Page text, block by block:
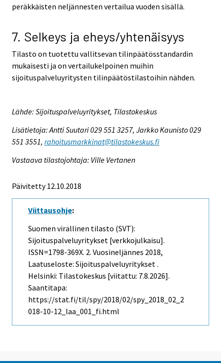
peräkkäisten neljännesten vertailua vuoden sisällä.
7. Selkeys ja eheys/yhtenäisyys
Tilasto on tuotettu vallitsevan tilinpäätösstandardin
mukaisesti ja on vertailukelpoinen muihin
sijoituspalveluyritysten tilinpäätöstilastoihin nähden.
Lähde: Sijoituspalveluyritykset, Tilastokeskus
Lisätietoja: Antti Suutari 029 551 3257, Jarkko Kaunisto 029
551 3551, rahoitusmarkkinat@tilastokeskus.fi
Vastaava tilastojohtaja: Ville Vertanen
Päivitetty 12.10.2018
Viittausohje:
Suomen virallinen tilasto (SVT):
Sijoituspalveluyritykset [verkkojulkaisu].
ISSN=1798-369X. 2. Vuosineljännes 2018,
Laatuseloste: Sijoituspalveluyritykset .
Helsinki: Tilastokeskus [viitattu: 7.8.2026].
Saantitapa:
https://stat.fi/til/spy/2018/02/spy_2018_02_2
018-10-12_laa_001_fi.html